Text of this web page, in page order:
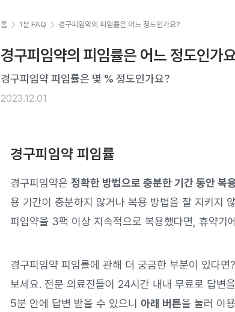
홈 1분 FAQ 경구피임약의 피임률은 어느 정도인가요?
경구피임약의 피임률은 어느 정도인가
경구피임약 피임률은 몇 % 정도인가요?
2023.12.01
경구피임약 피임률
경구피임약은 정확한 방법으로 충분한 기간 동안
용 기간이 충분하지 않거나 복용 방법을 잘 지키지
피임약을 3팩 이상 지속적으로 복용했다면, 휴약기
경구피임약 피임률에 관해 더 궁금한 부분이 있다면?
보세요. 전문 의료진들이 24시간 내내 무료로 답변
5분 안에 답변 받을 수 있으니 아래 버튼을 눌러 이